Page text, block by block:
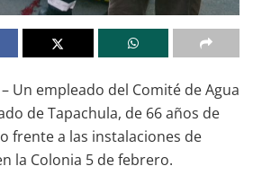
Un empleado del Comité de Agua
de Tapachula, de 66 años de
frente a las instalaciones de
la Colonia 5 de febrero.